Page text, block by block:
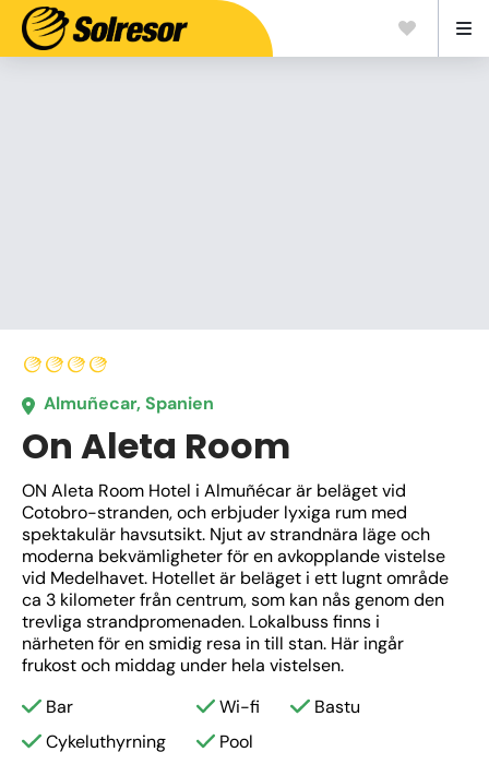
Almuñecar, Spanien
On Aleta Room
ON Aleta Room Hotel i Almuñécar är beläget vid
Cotobro-stranden, och erbjuder lyxiga rum med
spektakulär havsutsikt. Njut av strandnära läge och
moderna bekvämligheter för en avkopplande vistelse
vid Medelhavet. Hotellet är beläget i ett lugnt område
ca 3 kilometer från centrum, som kan nås genom den
trevliga strandpromenaden. Lokalbuss finns i
närheten för en smidig resa in till stan. Här ingår
frukost och middag under hela vistelsen.
Bar
Wi-fi
Bastu
Cykeluthyrning
Pool